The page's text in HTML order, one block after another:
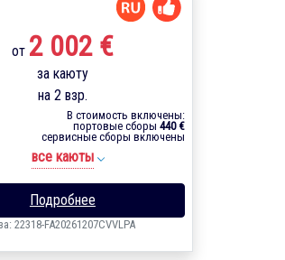
от 2 002 €
за каюту
на 2 взр.
В стоимость включены:
портовые сборы 440 €
сервисные сборы включены
все каюты
Подробнее
22318-FA20261207CVVLPA